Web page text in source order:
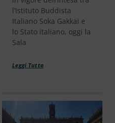
l’Istituto Buddista
Italiano Soka Gakkai e
lo Stato italiano, oggi la
Sala
Leggi Tutto